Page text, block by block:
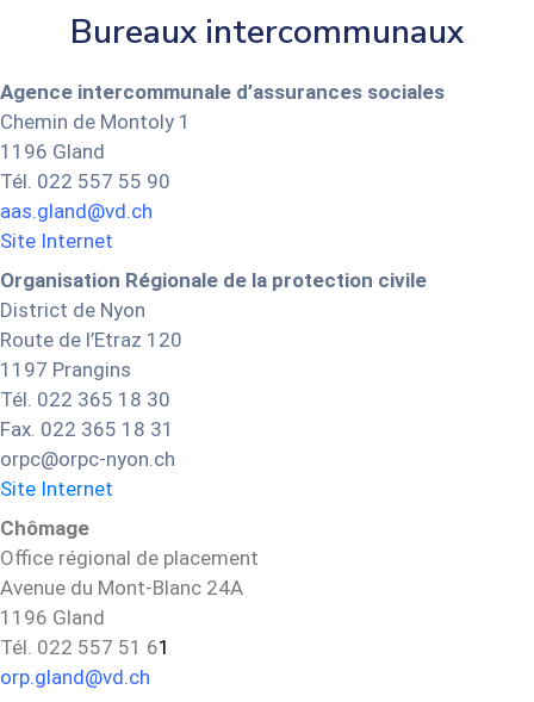
Bureaux intercommunaux
Agence intercommunale d’assurances sociales
Chemin de Montoly 1
1196 Gland
Tél. 022 557 55 90
aas.gland@vd.ch
Site Internet
Organisation Régionale de la protection civile
District de Nyon
Route de l’Etraz 120
1197 Prangins
Tél. 022 365 18 30
Fax. 022 365 18 31
orpc@orpc-nyon.ch
Site Internet
Chômage
Office régional de placement
Avenue du Mont-Blanc 24A
1196 Gland
Tél. 022 557 51 61
orp.gland@vd.ch